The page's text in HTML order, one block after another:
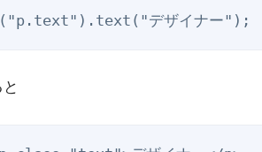
デザイナー");